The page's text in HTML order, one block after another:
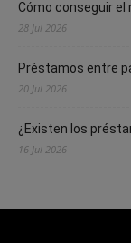
Cómo conseguir el
28 Jul 2026
Préstamos entre
20 Jul 2026
¿Existen los
16 Jul 2026